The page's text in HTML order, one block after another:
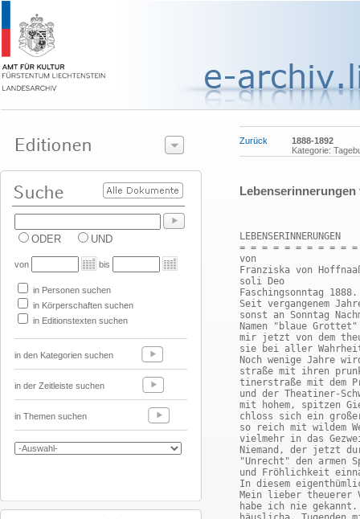
ODER UND
von bis
in Personen suchen
in Körperschaften suchen
in Editionstexten suchen
in den Kategorien suchen
in der Zeitleiste suchen
in Themen suchen
Zurück
1888-1892
Kategorie:
LEBENSERINNERUNGEN
= = = = = = = = = =
von
Franziska von
soli Deo
Faschingsonntag
Seit vergangenem
sonst an Sonntag
Namen "blaue
mir jetzt von dem
sie bei aller
Noch wenige Jahre
straße mit ihren
tinerstraße mit dem
und der Theatiner-
mit hohem, spitzen
chloss sich ein
so reich mit wildem
vielmehr in das
Niemand, der jetzt
"Unrecht" den
und Fröhlichkeit
In diesem
Mein lieber theuerer
habe ich nie